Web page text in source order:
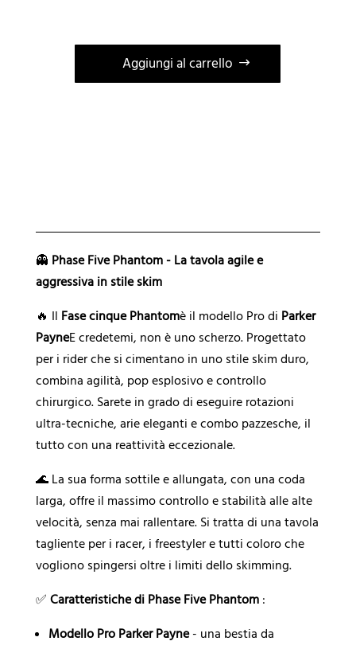
Aggiungi al carrello
i
a
👻 Phase Five Phantom - La tavola agile e
aggressiva in stile skim
🔥 Il Fase cinque Phantomè il modello Pro di Parker
PayneE credetemi, non è uno scherzo. Progettato
per i rider che si cimentano in uno stile skim duro,
combina agilità, pop esplosivo e controllo
chirurgico. Sarete in grado di eseguire rotazioni
ultra-tecniche, arie eleganti e combo pazzesche, il
tutto con una reattività eccezionale.
🌊 La sua forma sottile e allungata, con una coda
larga, offre il massimo controllo e stabilità alle alte
velocità, senza mai rallentare. Si tratta di una tavola
tagliente per i racer, i freestyler e tutti coloro che
vogliono spingersi oltre i limiti dello skimming.
✅ Caratteristiche di Phase Five Phantom:
Modello Pro Parker Payne- una bestia da